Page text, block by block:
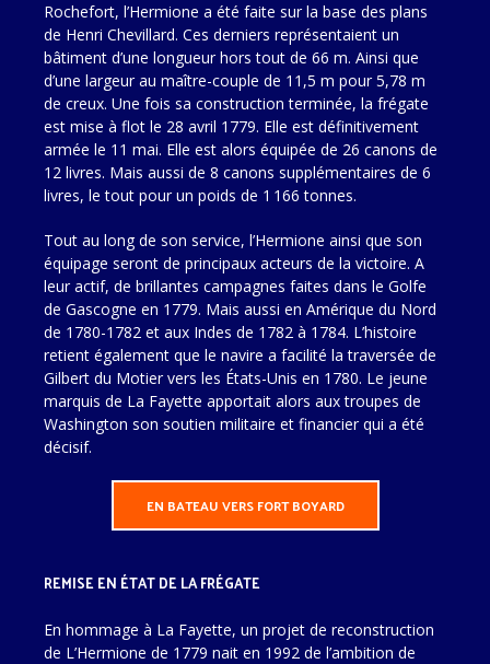
Rochefort, l’Hermione a été faite sur la base des plans
de Henri Chevillard. Ces derniers représentaient un
bâtiment d’une longueur hors tout de 66 m. Ainsi que
d’une largeur au maître-couple de 11,5 m pour 5,78 m
de creux. Une fois sa construction terminée, la frégate
est mise à flot le 28 avril 1779. Elle est définitivement
armée le 11 mai. Elle est alors équipée de 26 canons de
12 livres. Mais aussi de 8 canons supplémentaires de 6
livres, le tout pour un poids de 1 166 tonnes.
Tout au long de son service, l’Hermione ainsi que son
équipage seront de principaux acteurs de la victoire. A
leur actif, de brillantes campagnes faites dans le Golfe
de Gascogne en 1779. Mais aussi en Amérique du Nord
de 1780-1782 et aux Indes de 1782 à 1784. L’histoire
retient également que le navire a facilité la traversée de
Gilbert du Motier vers les États-Unis en 1780. Le jeune
marquis de La Fayette apportait alors aux troupes de
Washington son soutien militaire et financier qui a été
décisif.
EN BATEAU VERS FORT BOYARD
REMISE EN ÉTAT DE LA FRÉGATE
En hommage à La Fayette, un projet de reconstruction
de L’Hermione de 1779 nait en 1992 de l’ambition de